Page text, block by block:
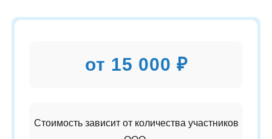
от 15 000 ₽
Стоимость зависит от количества участников